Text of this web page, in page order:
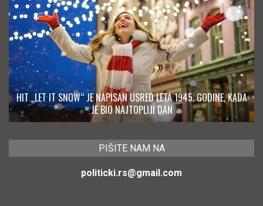
HIT „LET IT SNOW“ JE NAPISAN USRED LETA 1945. GODINE, KADA
JE BIO NAJTOPLIJI DAN
PIŠITE NAM NA
politicki.rs@gmail.com